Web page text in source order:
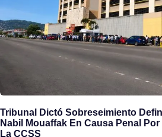
Tribunal Dictó Sobreseimiento
Nabil Mouaffak En Causa Penal
La CCSS